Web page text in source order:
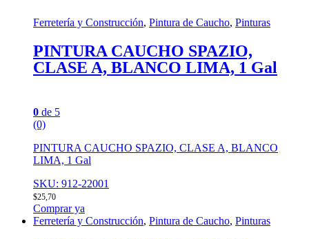
Ferretería y Construcción, Pintura de Caucho, Pinturas
PINTURA CAUCHO SPAZIO,
CLASE A, BLANCO LIMA, 1 Gal
0 de 5
(0)
PINTURA CAUCHO SPAZIO, CLASE A, BLANCO
LIMA, 1 Gal
SKU: 912-22001
$25,70
Comprar ya
Ferretería y Construcción, Pintura de Caucho, Pinturas